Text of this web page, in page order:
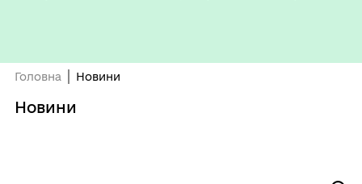
Головна Новини
Новини